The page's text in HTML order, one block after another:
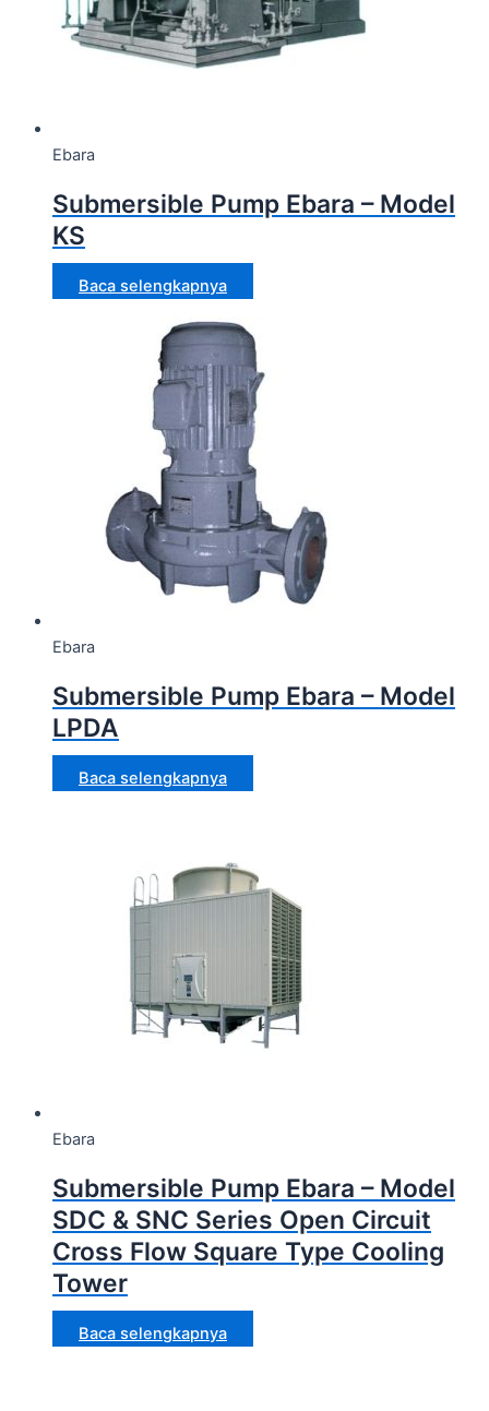
Ebara
Submersible Pump Ebara – Model
KS
Baca selengkapnya
Ebara
Submersible Pump Ebara – Model
LPDA
Baca selengkapnya
Ebara
Submersible Pump Ebara – Model
SDC & SNC Series Open Circuit
Cross Flow Square Type Cooling
Tower
Baca selengkapnya